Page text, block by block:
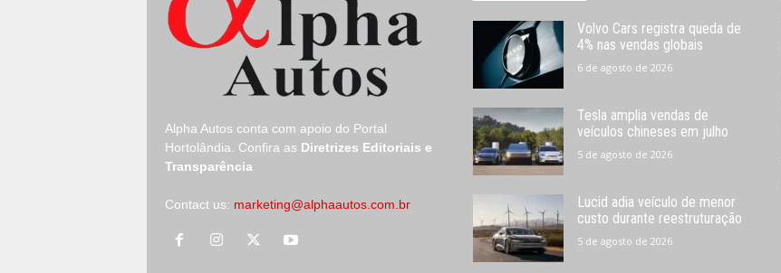
Alpha Autos conta com apoio do Portal
Hortolândia.
Confira as Diretrizes Editoriais e
Transparência
Contact us: marketing@alphaautos.com.br
Volvo Cars registra queda de
4% nas vendas globais
6 de agosto de 2026
Tesla amplia vendas de
veículos chineses em julho
5 de agosto de 2026
Lucid adia veículo de menor
custo durante reestruturação
5 de agosto de 2026